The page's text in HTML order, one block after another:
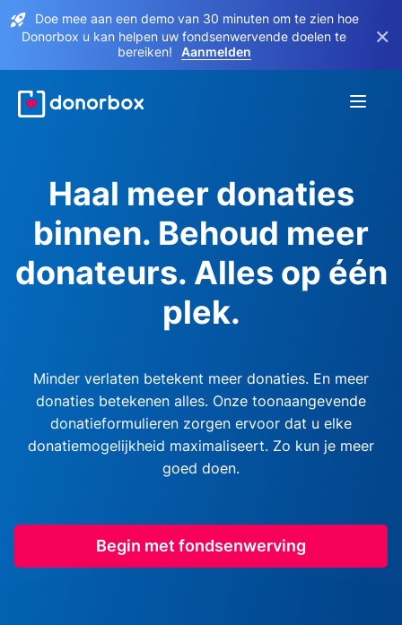
Doe mee aan een demo van 30 minuten om te zien hoe
Donorbox u kan helpen uw fondsenwervende doelen te
bereiken!
Aanmelden
×
Haal meer donaties
binnen. Behoud meer
donateurs. Alles op één
plek.
Minder verlaten betekent meer donaties. En meer
donaties betekenen alles. Onze toonaangevende
donatieformulieren zorgen ervoor dat u elke
donatiemogelijkheid maximaliseert. Zo kun je meer
goed doen.
Begin met fondsenwerving